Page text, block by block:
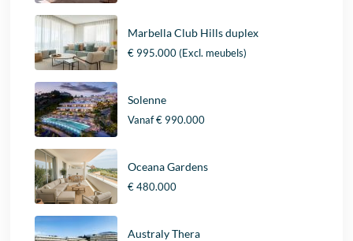
Marbella Club Hills duplex
€ 995.000(Excl. meubels)
Solenne
Vanaf€ 990.000
Oceana Gardens
€ 480.000
Australy Thera